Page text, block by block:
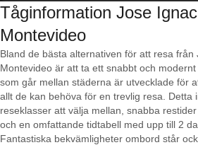
Tåginformation Jose
Montevideo
Bland de bästa alternativen för att resa från
Montevideo är att ta ett snabbt och
som går mellan städerna är utvecklade för
allt de kan behöva för en trevlig resa. Detta
reseklasser att välja mellan, snabba
och en omfattande tidtabell med upp till 2
Fantastiska bekvämligheter ombord står